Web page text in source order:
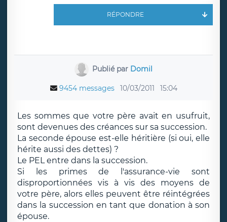
RÉPONDRE
Publié par Domil
9454 messages 10/03/2011 15:04
Les sommes que votre père avait en usufruit,
sont devenues des créances sur sa succession.
La seconde épouse est-elle héritière (si oui, elle
hérite aussi des dettes) ?
Le PEL entre dans la succession.
Si les primes de l'assurance-vie sont
disproportionnées vis à vis des moyens de
votre père, alors elles peuvent être réintégrées
dans la succession en tant que donation à son
épouse.